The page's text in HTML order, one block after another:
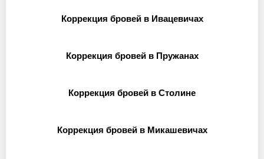
Коррекция бровей в Ивацевичах
Коррекция бровей в Пружанах
Коррекция бровей в Столине
Коррекция бровей в Микашевичах